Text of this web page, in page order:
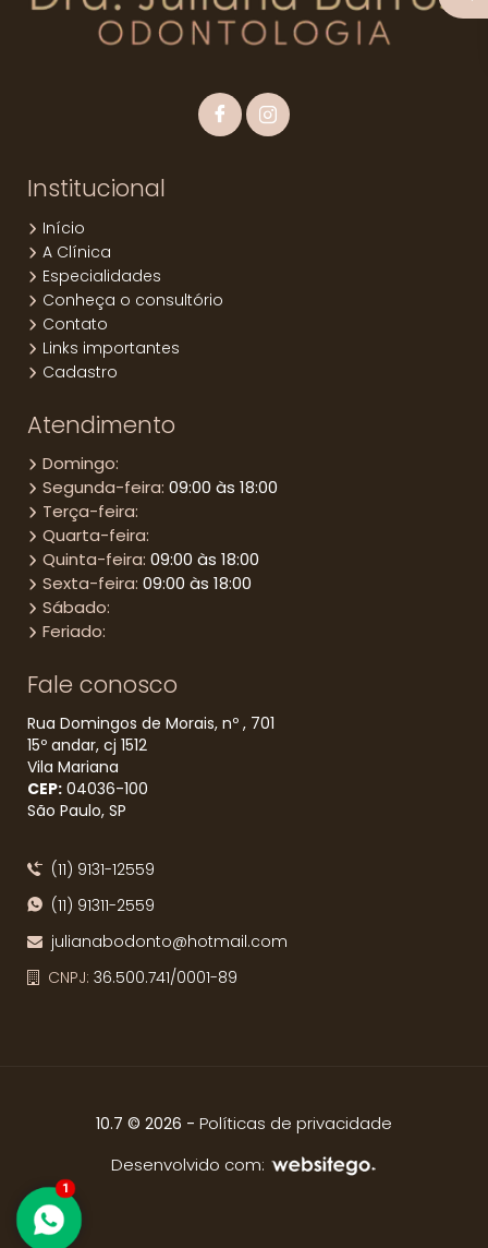
Institucional
Início
A Clínica
Especialidades
Conheça o consultório
Contato
Links importantes
Cadastro
Atendimento
Domingo:
Segunda-feira: 09:00 às 18:00
Terça-feira:
Quarta-feira:
Quinta-feira: 09:00 às 18:00
Sexta-feira: 09:00 às 18:00
Sábado:
Feriado:
Fale conosco
Rua Domingos de Morais, nº , 701
15º andar, cj 1512
Vila Mariana
CEP: 04036​-100
São Paulo, SP
(11) 9131-12559
(11) 91311-2559
julianabodonto@hotmail.com
CNPJ: 36.500.741/0001-89
10.7 © 2026 - Políticas de privacidade
Desenvolvido com:
1